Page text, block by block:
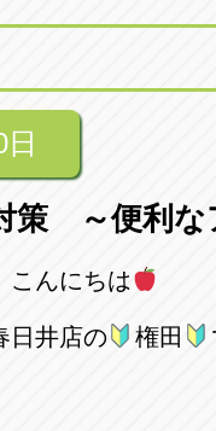
策 ～便利な
こんにちは
日井店の 権田